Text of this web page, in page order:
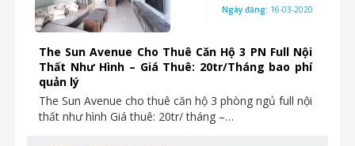
The Sun Avenue Cho Thuê Căn Hộ 3 PN Full Nội
Thất Như Hình – Giá Thuê: 20tr/Tháng bao phí
quản lý
The Sun Avenue cho thuê căn hộ 3 phòng ngủ full nội
thất như hình Giá thuê: 20tr/ tháng –…
Ngày đăng: 16-03-2020